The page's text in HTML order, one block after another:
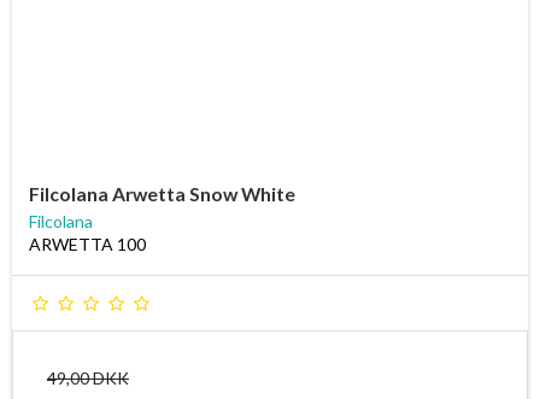
Filcolana Arwetta Snow White
Filcolana
ARWETTA 100
49,00 DKK